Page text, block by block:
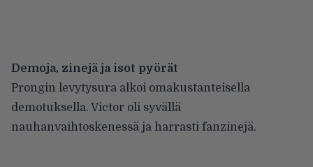
Demoja, zinejä ja isot pyörät
Prongin levytysura alkoi omakustanteisella
demotuksella. Victor oli syvällä
nauhanvaihtoskenessä ja harrasti fanzinejä.